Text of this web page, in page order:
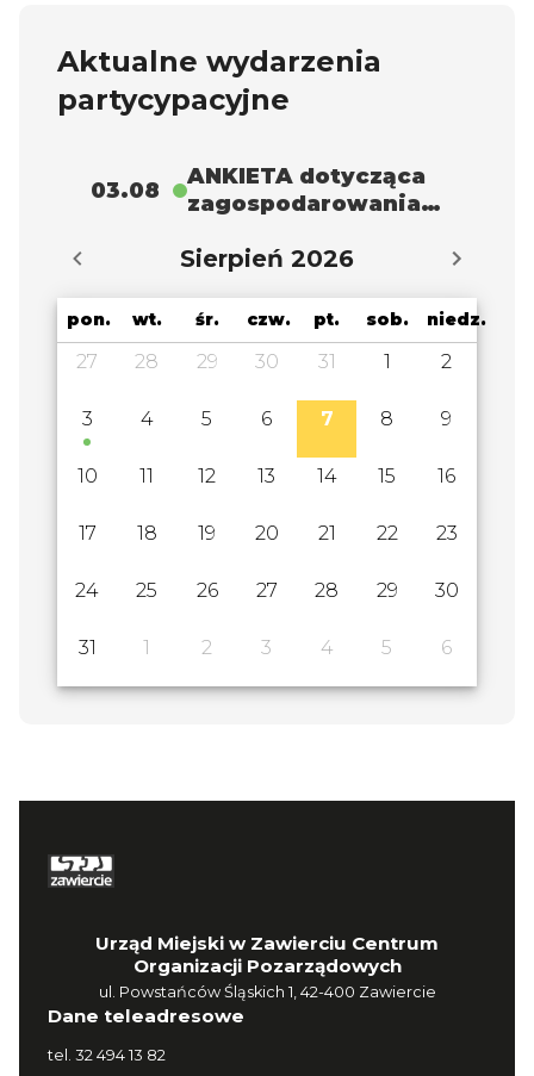
Aktualne wydarzenia
partycypacyjne
03.08
ANKIETA dotycząca
zagospodarowania
kompostowniku
terenie Gminy
Zawiercie w 2025
roku
Sierpień 2026
pon. wt. śr. czw. pt. sob. niedz.
27 28 29 30 31 1 2
3 4 5 6 7 8 9
10 11 12 13 14 15 16
17 18 19 20 21 22 23
24 25 26 27 28 29 30
31 1 2 3 4 5 6
Urząd Miejski w Zawierciu Centrum
Organizacji Pozarządowych
ul. Powstańców Śląskich 1, 42-400 Zawiercie
Dane teleadresowe
tel. 32 494 13 82